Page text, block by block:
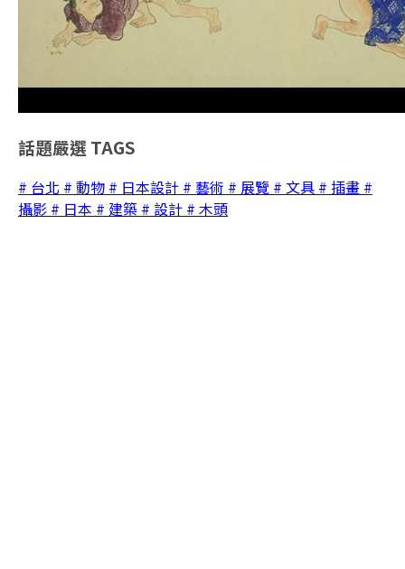
話題嚴選 TAGS
# 台北 # 動物 # 日本設計 # 藝術 # 展覽 # 文具 # 插畫 #
攝影 # 日本 # 建築 # 設計 # 木頭